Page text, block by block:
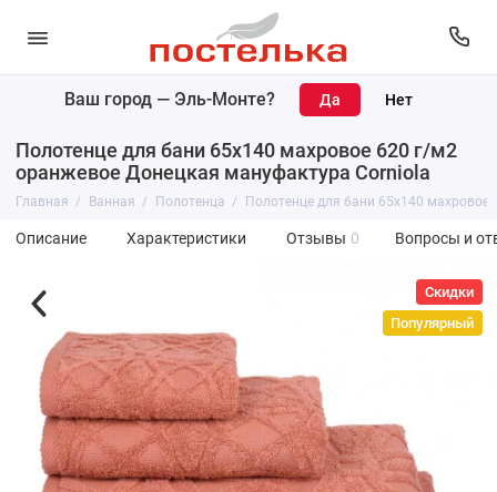
Ваш город — Эль-Монте?
Полотенце для бани 65х140 махровое 620 г/м2
оранжевое Донецкая мануфактура Corniola
Главная Ванная Полотенца Полотенце для бани 65х140
Описание Характеристики Отзывы 0 Вопросы и
Скидки
Популярный